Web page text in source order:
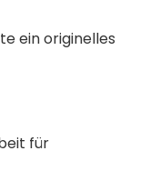
einoriginelles
für